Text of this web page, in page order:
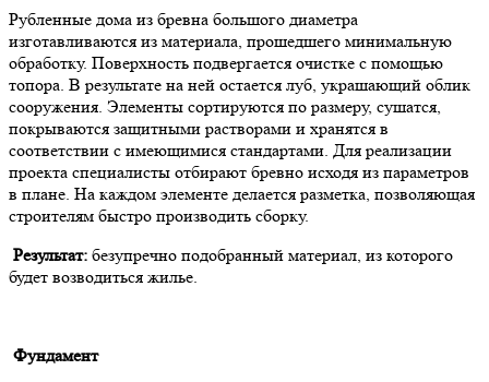
Рубленные дома из бревна большого диаметра
изготавливаются из материала, прошедшего минимальную
обработку. Поверхность подвергается очистке с помощью
топора. В результате на ней остается луб, украшающий облик
сооружения. Элементы сортируются по размеру, сушатся,
покрываются защитными растворами и хранятся в
соответствии с имеющимися стандартами. Для реализации
проекта специалисты отбирают бревно исходя из параметров
в плане. На каждом элементе делается разметка, позволяющая
строителям быстро производить сборку.
Результат: безупречно подобранный материал, из которого
будет возводиться жилье.
Фундамент